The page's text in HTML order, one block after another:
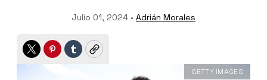
Julio 01, 2024 • Adrián Morales
TwitterPinterest
TumblrCopy
GETTY IMAGES